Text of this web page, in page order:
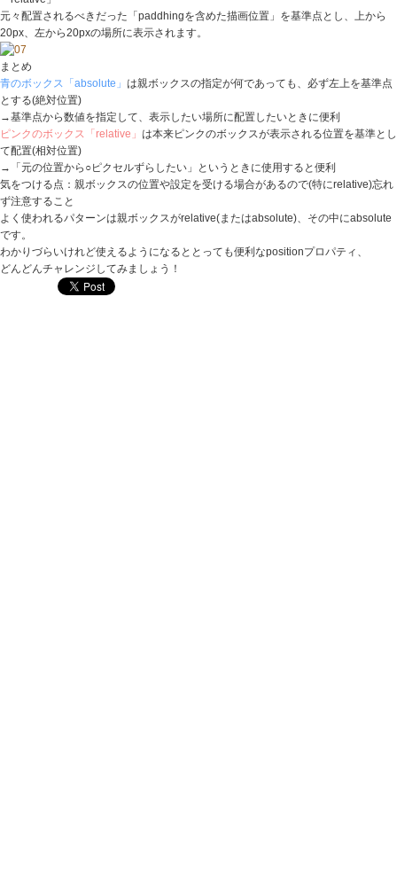
元々配置されるべきだった「paddhingを含めた描画位置」を基準点とし、上から
20px、左から20pxの場所に表示されます。
まとめ
青のボックス「absolute」 は親ボックスの指定が何であっても、必ず左上を基準点
とする(絶対位置)
→基準点から数値を指定して、表示したい場所に配置したいときに便利
ピンクのボックス「relative」 は本来ピンクのボックスが表示される位置を基準とし
て配置(相対位置)
→「元の位置から○ピクセルずらしたい」というときに使用すると便利
気をつける点：親ボックスの位置や設定を受ける場合があるので(特にrelative)忘れ
ず注意すること
よく使われるパターンは親ボックスがrelative(またはabsolute)、その中にabsolute
です。
わかりづらいけれど使えるようになるととっても便利なpositionプロパティ、
どんどんチャレンジしてみましょう！